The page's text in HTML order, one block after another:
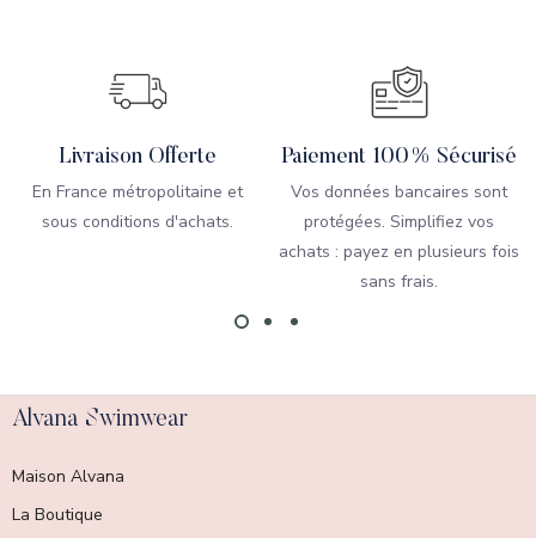
Livraison Offerte
En France métropolitaine et
sous conditions d'achats.
Paiement 100% Sécurisé
Vos données bancaires sont
protégées. Simplifiez vos
achats : payez en plusieurs fois
sans frais.
Alvana Swimwear
Maison Alvana
La Boutique